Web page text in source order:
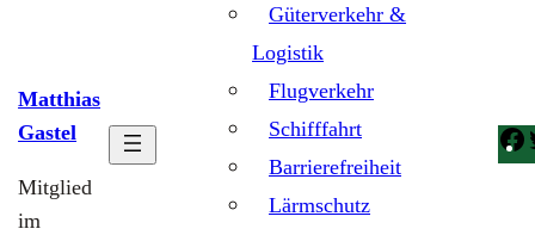
Matthias
Gastel
Mitglied
im
Güterverkehr &
Logistik
Flugverkehr
Schifffahrt
Barrierefreiheit
Lärmschutz